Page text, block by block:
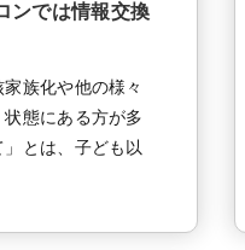
ンでは情報交換
族化や他の様々
態にある方が多
とは、子ども以